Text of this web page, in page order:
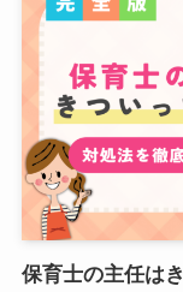
保育士の主任は